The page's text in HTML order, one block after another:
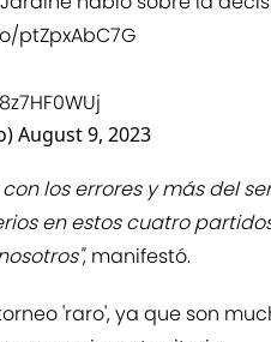
ptZpxAbC7G
August 9, 2023
los errores y más del
en estos cuatro
, manifestó.
'raro', ya que son